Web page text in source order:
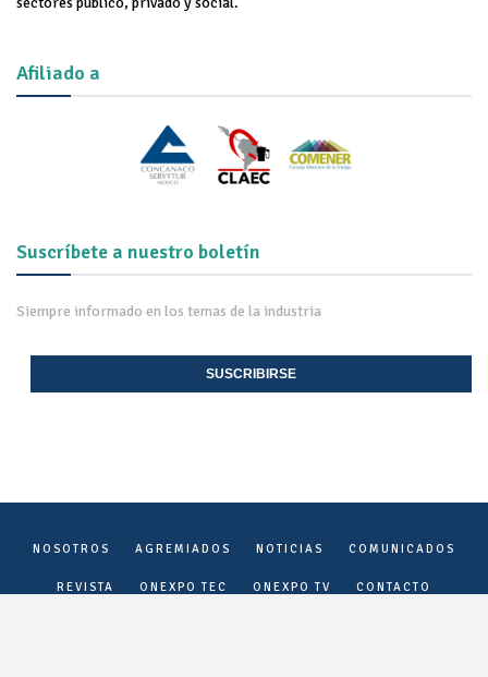
Afiliado a
Suscríbete a nuestro boletín
Siempre informado en los temas de la industria
SUSCRIBIRSE
NOSOTROS AGREMIADOS NOTICIAS COMUNICADOS
REVISTA ONEXPO TEC ONEXPO TV CONTACTO